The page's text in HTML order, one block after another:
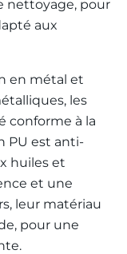
nettoyage, pour
aux
en métal et
les
conforme à la
PU est anti-
huiles et
et une
leur matériau
pour une